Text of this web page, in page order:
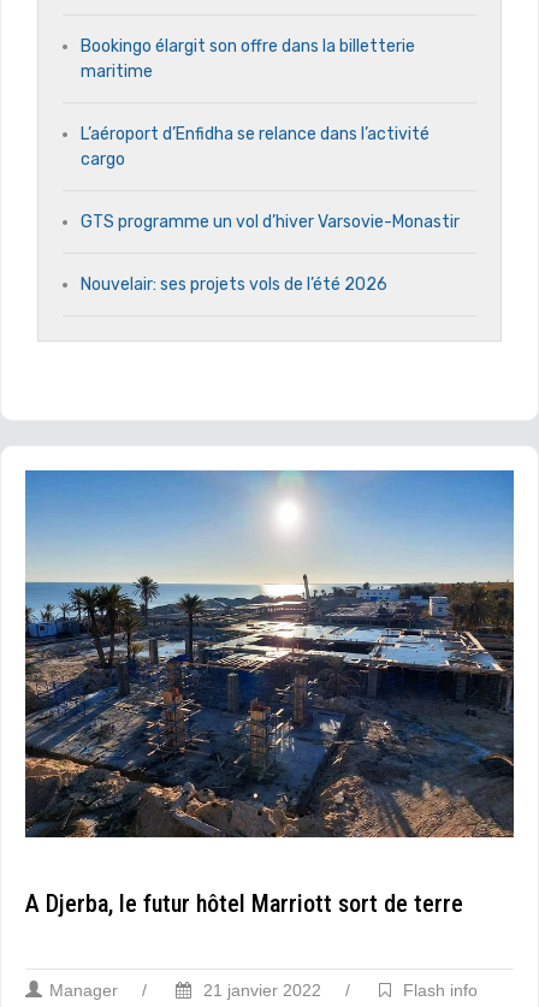
Bookingo élargit son offre dans la billetterie
maritime
L’aéroport d’Enfidha se relance dans l’activité
cargo
GTS programme un vol d’hiver Varsovie-Monastir
Nouvelair: ses projets vols de l’été 2026
A Djerba, le futur hôtel Marriott sort de terre
Manager / 21 janvier 2022 /
Flash info